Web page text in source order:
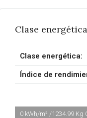
Clase energética
Clase energética:
Índice de
0 kWh/m² /1234.99 Kg